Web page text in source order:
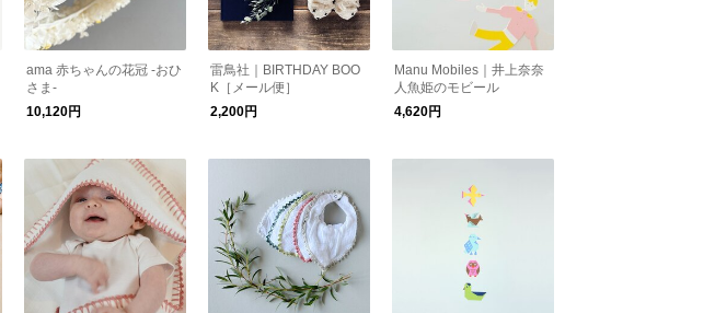
ama 赤ちゃんの花冠 -おひ
さま-
10,120円
雷鳥社｜BIRTHDAY BOO
K［メール便］
2,200円
Manu Mobiles｜井上奈奈
人魚姫のモビール
4,620円